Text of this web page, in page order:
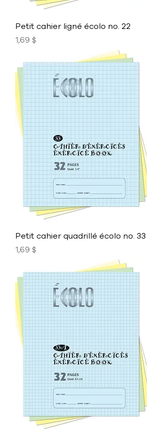
Petit cahier ligné écolo no. 22
Prix
1,69 $
Petit cahier quadrillé écolo no. 33
Prix
1,69 $